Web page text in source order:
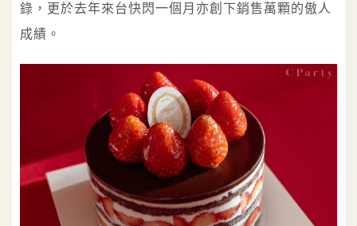
錄，更於去年來台快閃一個月亦創下銷售萬顆的傲人
成績。